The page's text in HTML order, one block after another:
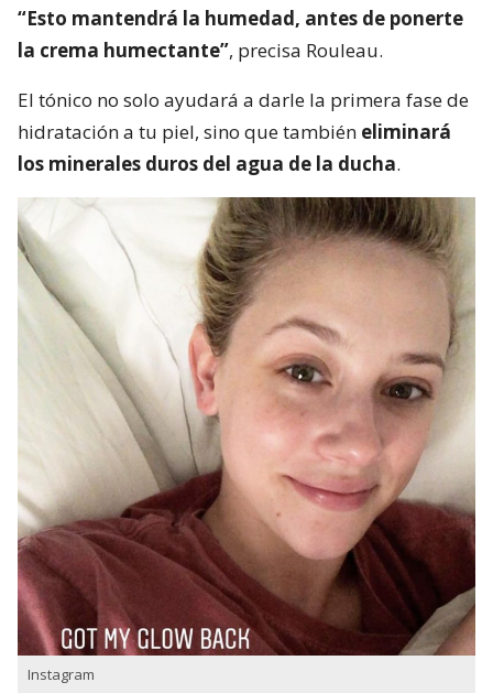
“Esto mantendrá la humedad, antes de ponerte
la crema humectante”, precisa Rouleau.
El tónico no solo ayudará a darle la primera fase de
hidratación a tu piel, sino que también eliminará
los minerales duros del agua de la ducha.
Instagram